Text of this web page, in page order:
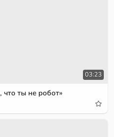
03:23
ты не робот»